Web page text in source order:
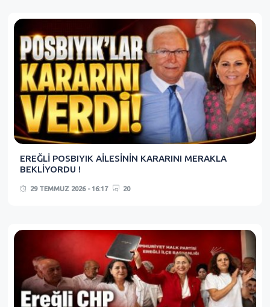
EREĞLİ POSBIYIK AİLESİNİN KARARINI MERAKLA
BEKLİYORDU !
29 TEMMUZ 2026 - 16:17 20